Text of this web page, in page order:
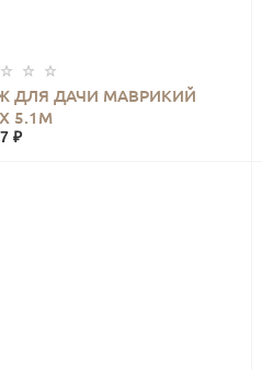
ДЛЯ ДАЧИ МАВРИКИЙ
5.1М
₽
КУПИТЬ